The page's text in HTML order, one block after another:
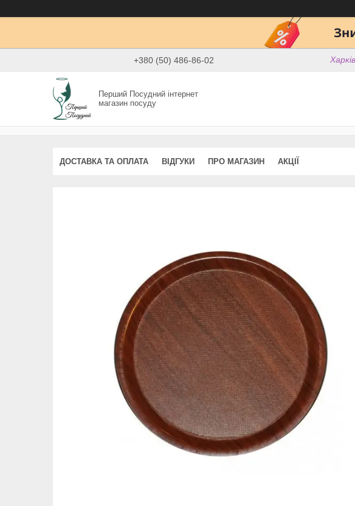
+380 (50) 486-86-02
Перший Посудний інтернет
магазин посуду
ДОСТАВКА ТА ОПЛАТА ВІДГУКИ ПРО МАГАЗИН АКЦІЇ